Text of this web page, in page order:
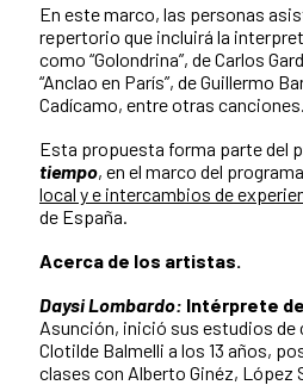
En este marco, las personas
repertorio que incluirá la
como “Golondrina”, de Carlos
“Anclao en París”, de Guillermo
Cadícamo, entre otras canciones.
Esta propuesta forma parte del
tiempo, en el marco del
local y e intercambios de
de España.
Acerca de los artistas.
Daysi Lombardo: Intérprete
Asunción, inició sus estudios de
Clotilde Balmelli a los 13 años,
clases con Alberto Ginéz, López